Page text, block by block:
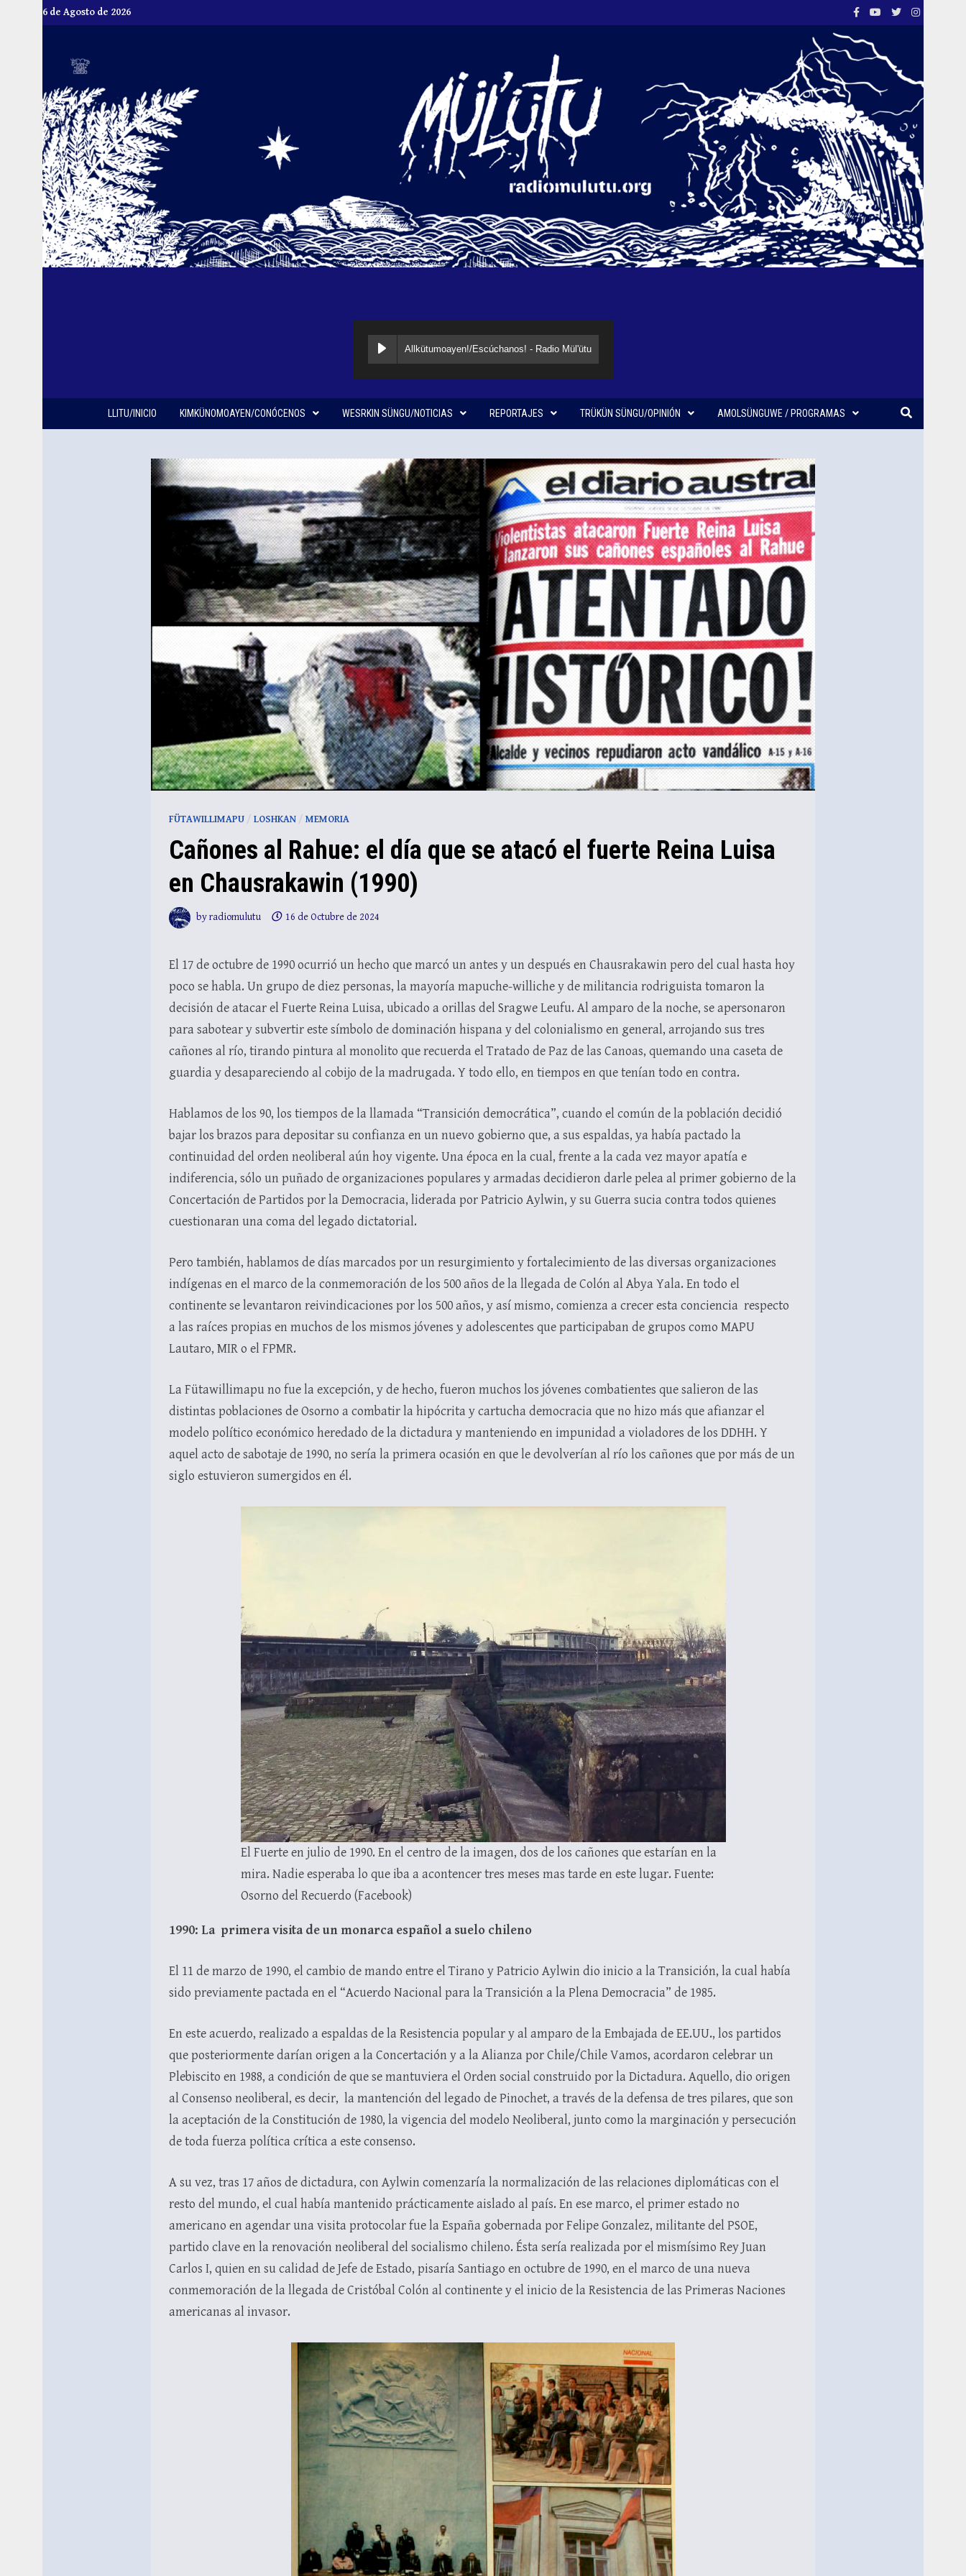
Skip
to
6 de Agosto de 2026
Allkütumoayen!/Escúchanos! - Radio Mül'ütu
LLITU/INICIO KIMKÜNOMOAYEN/CONÓCENOS WESRKIN SÜNGU/NOTICIAS REPORTAJES TRÜKÜN SÜNGU/OPINIÓN AMOLSÜNGUWE / PROGRAMAS
FÜTAWILLIMAPU/ LOSHKAN/ MEMORIA
Cañones al Rahue: el día que se atacó el fuerte Reina Luisa
en Chausrakawin (1990)
byradiomulutu 16 de Octubre de 2024
El 17 de octubre de 1990 ocurrió un hecho que marcó un antes y un después en Chausrakawin pero del cual hasta hoy
poco se habla. Un grupo de diez personas, la mayoría mapuche-williche y de militancia rodriguista tomaron la
decisión de atacar el Fuerte Reina Luisa, ubicado a orillas del Sragwe Leufu. Al amparo de la noche, se apersonaron
para sabotear y subvertir este símbolo de dominación hispana y del colonialismo en general, arrojando sus tres
cañones al río, tirando pintura al monolito que recuerda el Tratado de Paz de las Canoas, quemando una caseta de
guardia y desapareciendo al cobijo de la madrugada. Y todo ello, en tiempos en que tenían todo en contra.
Hablamos de los 90, los tiempos de la llamada “Transición democrática”, cuando el común de la población decidió
bajar los brazos para depositar su confianza en un nuevo gobierno que, a sus espaldas, ya había pactado la
continuidad del orden neoliberal aún hoy vigente. Una época en la cual, frente a la cada vez mayor apatía e
indiferencia, sólo un puñado de organizaciones populares y armadas decidieron darle pelea al primer gobierno de la
Concertación de Partidos por la Democracia, liderada por Patricio Aylwin, y su Guerra sucia contra todos quienes
cuestionaran una coma del legado dictatorial.
Pero también, hablamos de días marcados por un resurgimiento y fortalecimiento de las diversas organizaciones
indígenas en el marco de la conmemoración de los 500 años de la llegada de Colón al Abya Yala. En todo el
continente se levantaron reivindicaciones por los 500 años, y así mismo, comienza a crecer esta conciencia respecto
a las raíces propias en muchos de los mismos jóvenes y adolescentes que participaban de grupos como MAPU
Lautaro, MIR o el FPMR.
La Fütawillimapu no fue la excepción, y de hecho, fueron muchos los jóvenes combatientes que salieron de las
distintas poblaciones de Osorno a combatir la hipócrita y cartucha democracia que no hizo más que afianzar el
modelo político económico heredado de la dictadura y manteniendo en impunidad a violadores de los DDHH. Y
aquel acto de sabotaje de 1990, no sería la primera ocasión en que le devolverían al río los cañones que por más de un
siglo estuvieron sumergidos en él.
El Fuerte en julio de 1990. En el centro de la imagen, dos de los cañones que estarían en la
mira. Nadie esperaba lo que iba a acontencer tres meses mas tarde en este lugar. Fuente:
Osorno del Recuerdo (Facebook)
1990: La primera visita de un monarca español a suelo chileno
El 11 de marzo de 1990, el cambio de mando entre el Tirano y Patricio Aylwin dio inicio a la Transición, la cual había
sido previamente pactada en el “Acuerdo Nacional para la Transición a la Plena Democracia” de 1985.
En este acuerdo, realizado a espaldas de la Resistencia popular y al amparo de la Embajada de EE.UU., los partidos
que posteriormente darían origen a la Concertación y a la Alianza por Chile/Chile Vamos, acordaron celebrar un
Plebiscito en 1988, a condición de que se mantuviera el Orden social construido por la Dictadura. Aquello, dio origen
al Consenso neoliberal, es decir, la mantención del legado de Pinochet, a través de la defensa de tres pilares, que son
la aceptación de la Constitución de 1980, la vigencia del modelo Neoliberal, junto como la marginación y persecución
de toda fuerza política crítica a este consenso.
A su vez, tras 17 años de dictadura, con Aylwin comenzaría la normalización de las relaciones diplomáticas con el
resto del mundo, el cual había mantenido prácticamente aislado al país. En ese marco, el primer estado no
americano en agendar una visita protocolar fue la España gobernada por Felipe Gonzalez, militante del PSOE,
partido clave en la renovación neoliberal del socialismo chileno. Ésta sería realizada por el mismísimo Rey Juan
Carlos I, quien en su calidad de Jefe de Estado, pisaría Santiago en octubre de 1990, en el marco de una nueva
conmemoración de la llegada de Cristóbal Colón al continente y el inicio de la Resistencia de las Primeras Naciones
americanas al invasor.